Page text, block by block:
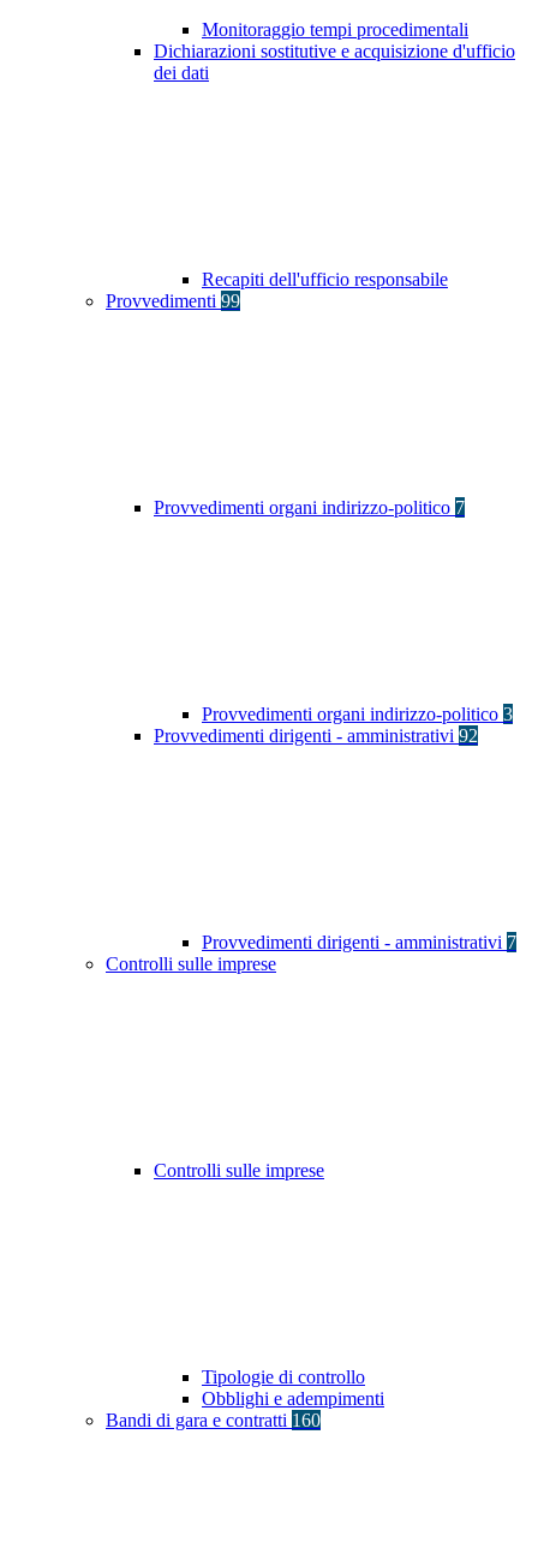
Monitoraggio tempi procedimentali
Dichiarazioni sostitutive e acquisizione d'ufficio
dei dati
Recapiti dell'ufficio responsabile
Provvedimenti 99
Provvedimenti organi indirizzo-politico 7
Provvedimenti organi indirizzo-politico 3
Provvedimenti dirigenti - amministrativi 92
Provvedimenti dirigenti - amministrativi 7
Controlli sulle imprese
Controlli sulle imprese
Tipologie di controllo
Obblighi e adempimenti
Bandi di gara e contratti 160